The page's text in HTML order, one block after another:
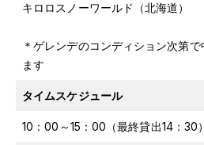
キロロスノーワールド（北海道）
＊ゲレンデのコンディション次第
ます
タイムスケジュール
10：00～15：00（最終貸出14：30）